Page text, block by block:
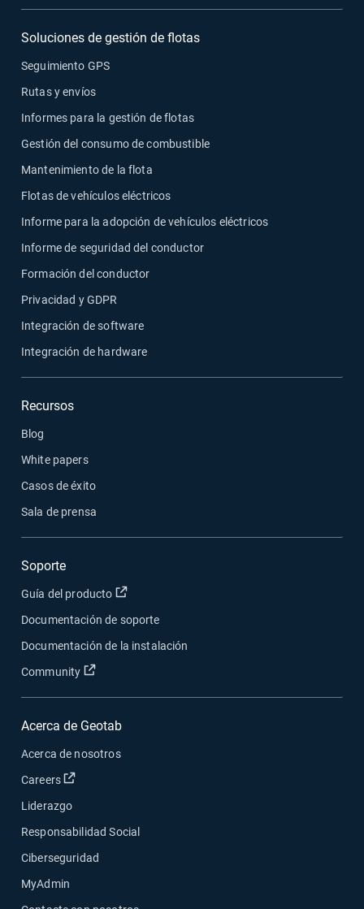
Soluciones de gestión de flotas
Seguimiento GPS
Rutas y envíos
Informes para la gestión de flotas
Gestión del consumo de combustible
Mantenimiento de la flota
Flotas de vehículos eléctricos
Informe para la adopción de vehículos eléctricos
Informe de seguridad del conductor
Formación del conductor
Privacidad y GDPR
Integración de software
Integración de hardware
Recursos
Blog
White papers
Casos de éxito
Sala de prensa
Soporte
Guía del producto Abrir en una nueva ventana
Documentación de soporte
Documentación de la instalación
Community
Abrir en una nueva ventana
Acerca de Geotab
Acerca de nosotros
Careers
Abrir en una nueva ventana
Liderazgo
Responsabilidad Social
Ciberseguridad
MyAdmin